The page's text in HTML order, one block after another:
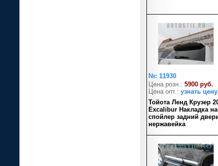
№: 11930
Цена розн.: 5900 руб.
Цена опт.: узнать цену
Тойота Ленд Крузер
Excalibur Накладка на
спойлер задний
нержавейка